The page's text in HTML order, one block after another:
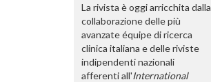
La rivista è oggi arricchita dalla
collaborazione delle più
avanzate équipe di ricerca
clinica italiana e delle riviste
indipendenti nazionali
afferenti all'International